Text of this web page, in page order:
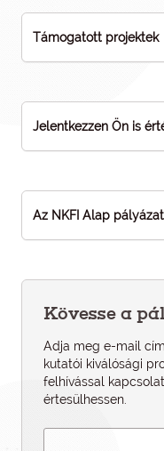
Támogatott projektek
Jelentkezzen Ön is
Az NKFI Alap
Kövesse a
Adja meg e-mail
kutatói kiválósági
felhí­vással
értesülhessen.